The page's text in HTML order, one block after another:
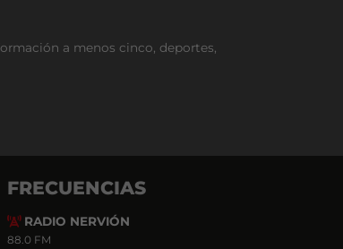
a menos cinco, deportes,
FRECUENCIAS
RADIO NERVIÓN
88.0 FM